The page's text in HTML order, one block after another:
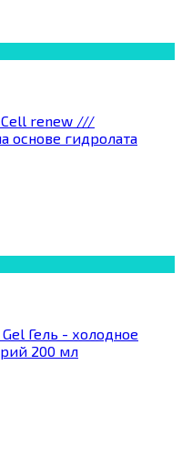
Сell renew ///
основе гидролата
Гель - холодное
200 мл